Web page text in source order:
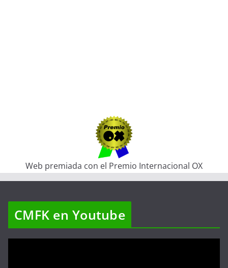
Web premiada con el Premio Internacional OX
CMFK en Youtube